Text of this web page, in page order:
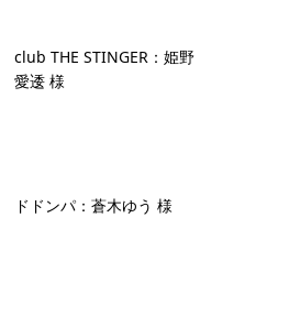
club THE STINGER：姫野
愛逶 様
ドドンパ：蒼木ゆう 様